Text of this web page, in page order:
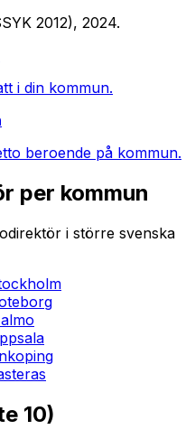
2012), 2024.
i din kommun.
beroende på kommun.
per kommun
i större svenska
10)